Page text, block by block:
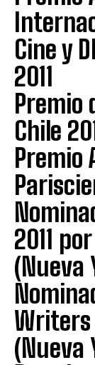
Cine y
2011
Premio
Chile
Premio
2011
(Nueva
Writers
(Nueva